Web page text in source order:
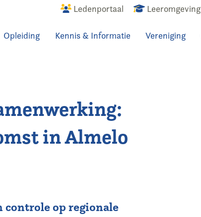
Ledenportaal Leeromgeving
Opleiding Kennis & Informatie Vereniging
in Almelo
controle op regionale